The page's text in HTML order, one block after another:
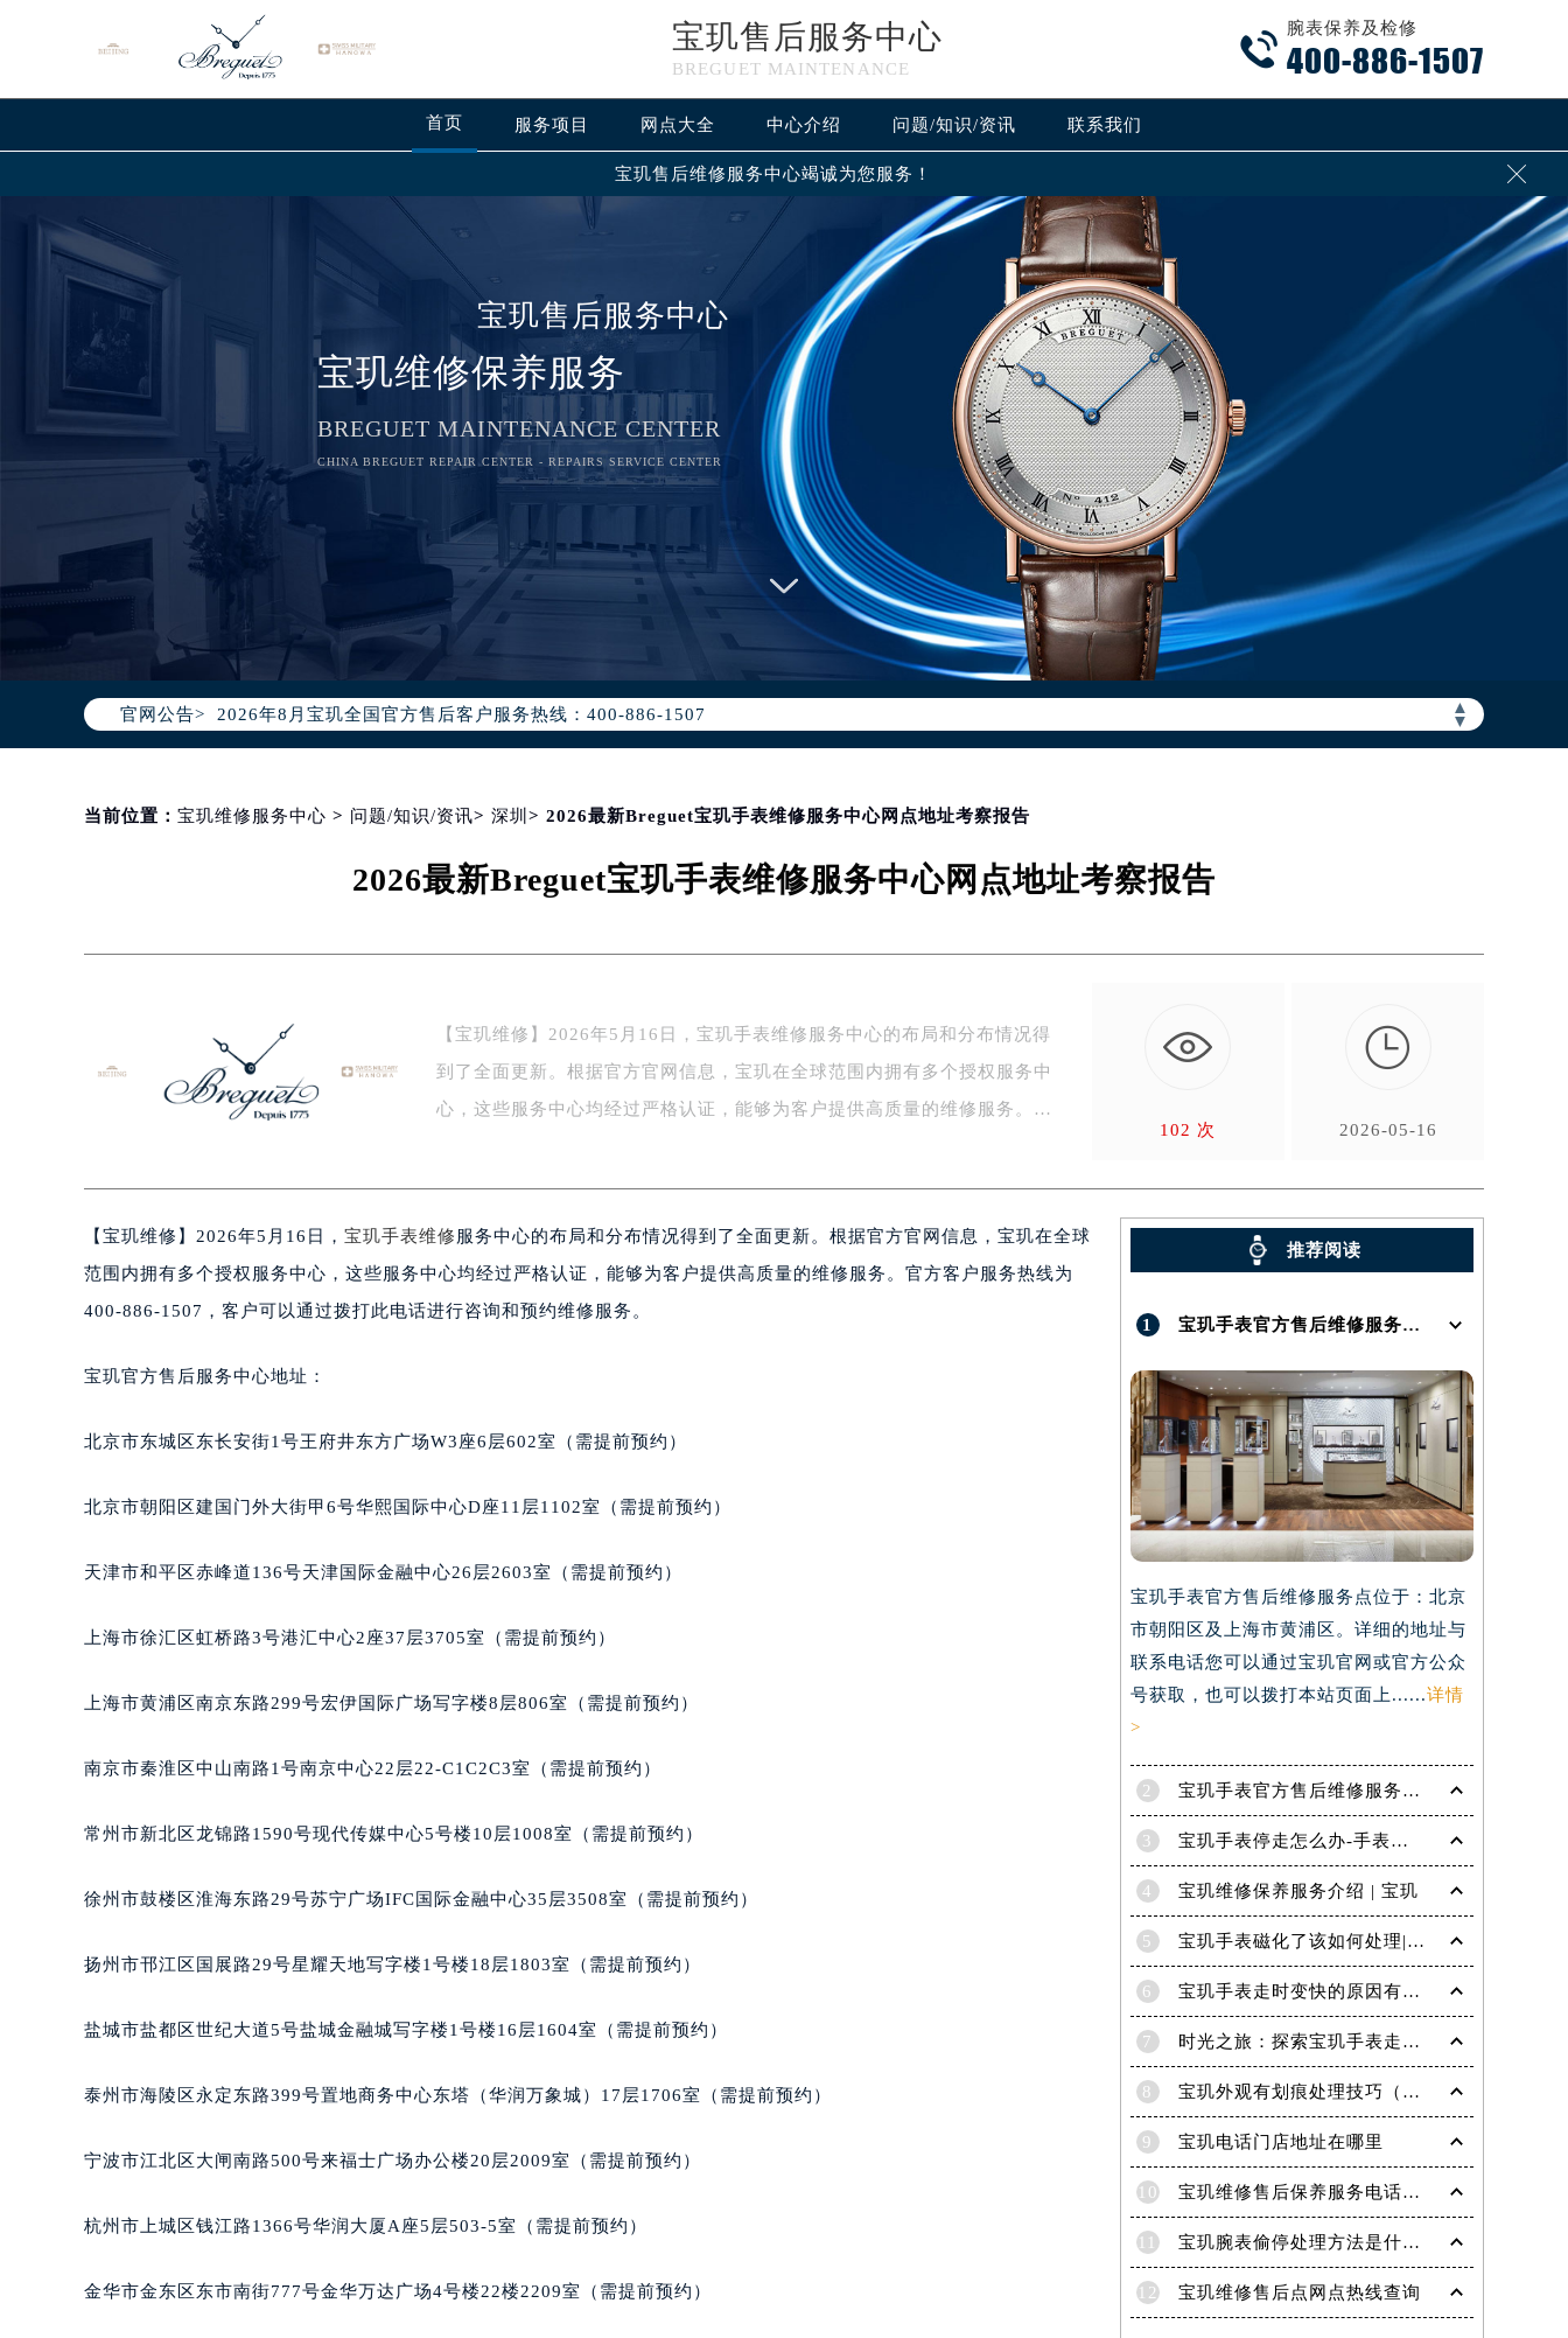
宝玑售后服务中心
BREGUET MAINTENANCE

腕表保养及检修
400-886-1507
首页 服务项目 网点大全 中心介绍 问题/知识/资讯 联系我们
宝玑售后维修服务中心竭诚为您服务！ 
宝玑售后服务中心
宝玑维修保养服务
BREGUET MAINTENANCE CENTER
CHINA BREGUET REPAIR CENTER - REPAIRS SERVICE CENTER
官网公告> ▲
▼
2026年8月宝玑中国区售后服务网络优化升级公告
2026年8月宝玑全国官方售后客户服务热线：400-886-1507
宝玑官方全国统一服务热线400-886-1507，服务覆盖中国大陆、香港、澳门、台湾全部区域（非大陆需加拨“+86”）
2026年8月宝玑售后服务中心最新网点地址：
北京市东城区东长安街1号东方广场写字楼W3座6层602室（需提前预约）
上海市徐汇区虹桥路3号港汇中心写字楼2座37层3705室（需提前预约）
扬州市邗江区国展路29号星耀天地写字楼1号楼18层1803室（需提前预约）
盐城市盐都区世纪大道5号盐城金融城写字楼1号楼16层1604室（需提前预约）
泰州市海陵区永定东路399号置地商务中心东塔写字楼（华润万象城）17层1706室（需提前预约）
绍兴市越城区胜利东路379号世茂天际中心写字楼8层805室（需提前预约）
嘉兴市南湖区广益路705号嘉兴世界贸易中心写字楼A座13层1304室（需提前预约）
南昌市红谷滩新区红谷中大道998号绿地双子塔（中央广场）A1座办公楼14层07室（需提前预约）
广州市天河区天河路230号万菱汇国际中心写字楼A塔7层704室（需提前预约）
深圳市罗湖区深南东路5001号华润大厦写字楼17层1701室（需提前预约）
厦门市思明区湖滨东路95号华润大厦写字楼B座11层1104室（需提前预约）
成都市锦江区人民东路6号SAC东原中心写字楼24层2406B室（需提前预约）
长沙市芙蓉区定王台街道建湘路393号世茂环球金融中心写字楼（芙蓉广场）10层13室（需提前预约）
太原市迎泽区解放路15号亨得利名表服务中心（品牌授权店）3层整层（需提前预约）
沈阳市沈河区中街路83号亨得利名表服务中心（品牌授权店）1层整层（需提前预约）
温州市鹿城区锦绣路1067号置信广场10层1015室（需提前预约）
大连市中山区人民路15号国际金融大厦7层G室（需提前预约）
东莞市东城街道鸿福东路1号民盈国贸中心T1写字楼9层907室（需提前预约）
南通市崇川区工农路57号圆融广场写字楼16层1603室（需提前预约）
武汉市江汉区解放大道686号世界贸易大厦38层09室（需提前预约）
合肥市蜀山区潜山路111号万象城华润大厦B座12楼03室（需提前预约）
青岛市南区山东路6号华润大厦B座22层04室（需提前预约）
长春市朝阳区西安大路727号中银大厦A座(旺进大厦)18层09室（需提前预约）
当前位置： 宝玑维修服务中心 > 问题/知识/资讯> 深圳 > 2026最新Breguet宝玑手表维修服务中心网点地址考察报告
2026最新Breguet宝玑手表维修服务中心网点地址考察报告
【宝玑维修】2026年5月16日，宝玑手表维修服务中心的布局和分布情况得
到了全面更新。根据官方官网信息，宝玑在全球范围内拥有多个授权服务中
心，这些服务中心均经过严格认证，能够为客户提供高质量的维修服务。官
102 次

2026-05-16
【 宝玑维修】2026年5月16日， 宝玑手表维修 服务中心的布局和分布情况得到了全面更新。根据官方官网信息，宝玑在全球
范围内拥有多个授权服务中心，这些服务中心均经过严格认证，能够为客户提供高质量的维修服务。官方客户服务热线为
400-886-1507，客户可以通过拨打此电话进行咨询和预约维修服务。
宝玑官方售后服务中心地址：
北京市东城区东长安街1号王府井东方广场W3座6层602室（需提前预约）
北京市朝阳区建国门外大街甲6号华熙国际中心D座11层1102室（需提前预约）
天津市和平区赤峰道136号天津国际金融中心26层2603室（需提前预约）
上海市徐汇区虹桥路3号港汇中心2座37层3705室（需提前预约）
上海市黄浦区南京东路299号宏伊国际广场写字楼8层806室（需提前预约）
南京市秦淮区中山南路1号南京中心22层22-C1C2C3室（需提前预约）
常州市新北区龙锦路1590号现代传媒中心5号楼10层1008室（需提前预约）
徐州市鼓楼区淮海东路29号苏宁广场IFC国际金融中心35层3508室（需提前预约）
扬州市邗江区国展路29号星耀天地写字楼1号楼18层1803室（需提前预约）
盐城市盐都区世纪大道5号盐城金融城写字楼1号楼16层1604室（需提前预约）
泰州市海陵区永定东路399号置地商务中心东塔（华润万象城）17层1706室（需提前预约）
宁波市江北区大闸南路500号来福士广场办公楼20层2009室（需提前预约）
杭州市上城区钱江路1366号华润大厦A座5层503-5室（需提前预约）
金华市金东区东市南街777号金华万达广场4号楼22楼2209室（需提前预约）
推荐阅读
1 宝玑手表官方售后维修服务点地址在哪呢？
宝玑手表官方售后维修服务点位于：北京
市朝阳区及上海市黄浦区。详细的地址与
联系电话您可以通过宝玑官网或官方公众
号获取，也可以拨打本站页面上......详情
>
2 宝玑手表官方售后维修服务点电话是多少？
3 宝玑手表停走怎么办-手表停走的解决方法
4 宝玑维修保养服务介绍 | 宝玑
5 宝玑手表磁化了该如何处理|宝玑技师为您讲解
6 宝玑手表走时变快的原因有哪些？
7 时光之旅：探索宝玑手表走时的秘密
8 宝玑外观有划痕处理技巧（轻松修复爱表的实用方法）
9 宝玑电话门店地址在哪里
10 宝玑维修售后保养服务电话是多少
11 宝玑腕表偷停处理方法是什么（专业维修指南与常见故障排查）
12 宝玑维修售后点网点热线查询